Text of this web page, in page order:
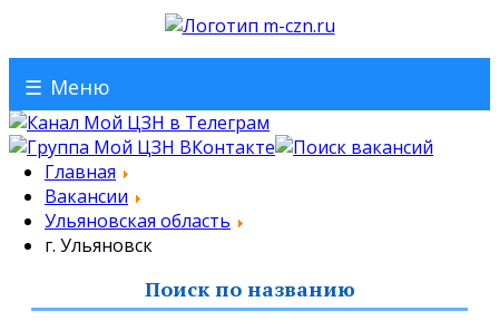
☰ Меню
Главная
Вакансии
Ульяновская область
г. Ульяновск
Поиск по названию